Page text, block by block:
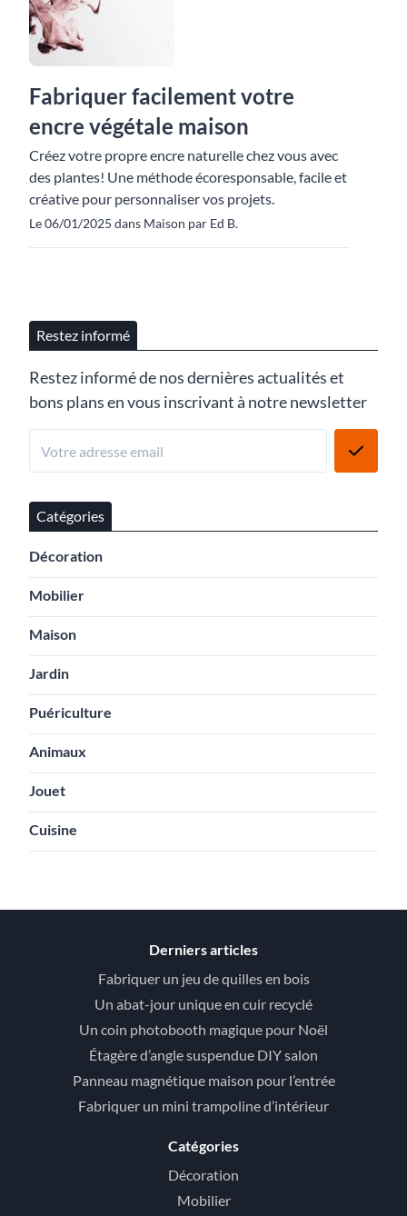
Fabriquer facilement votre
encre végétale maison
Créez votre propre encre naturelle chez vous avec
des plantes! Une méthode écoresponsable, facile et
créative pour personnaliser vos projets.
Le 06/01/2025 dans Maison par Ed B.
Restez informé
Restez informé de nos dernières actualités et
bons plans en vous inscrivant à notre newsletter
Catégories
Décoration
Mobilier
Maison
Jardin
Puériculture
Animaux
Jouet
Cuisine
Derniers articles
Fabriquer un jeu de quilles en bois
Un abat-jour unique en cuir recyclé
Un coin photobooth magique pour Noël
Étagère d’angle suspendue DIY salon
Panneau magnétique maison pour l’entrée
Fabriquer un mini trampoline d’intérieur
Catégories
Décoration
Mobilier